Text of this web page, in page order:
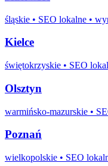
śląskie • SEO lokalne •
Kielce
świętokrzyskie • SEO
Olsztyn
warmińsko-mazurskie •
Poznań
wielkopolskie • SEO